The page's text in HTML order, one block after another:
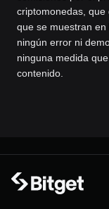
criptomonedas, que
que se muestran
ningún error ni
ninguna medida
contenido.